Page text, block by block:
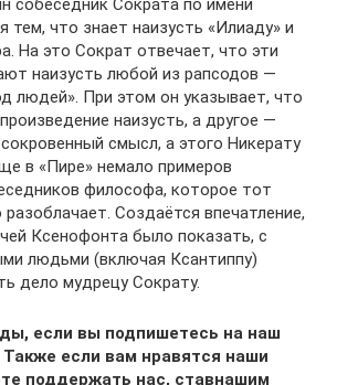
собеседник Сократа по имени
тем, что знает наизусть «Илиаду» и
На это Сократ отвечает, что эти
наизусть любой из рапсодов —
людей». При этом он указывает, что
наизусть, а другое —
смысл, а этого Никерату
в «Пире» немало примеров
философа, которое тот
Создаётся впечатление,
Ксенофонта было показать, с
людьми (включая Ксантиппу)
дело мудрецу Сократу.
если вы подпишетесь на наш
Также если вам нравятся наши
поддержать нас, ставнашим